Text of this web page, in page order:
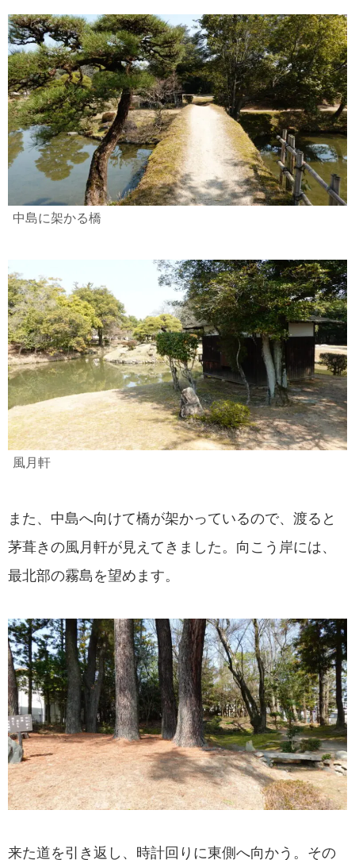
中島に架かる橋
風月軒
また、中島へ向けて橋が架かっているので、渡ると
茅葺きの風月軒が見えてきました。向こう岸には、
最北部の霧島を望めます。
来た道を引き返し、時計回りに東側へ向かう。その